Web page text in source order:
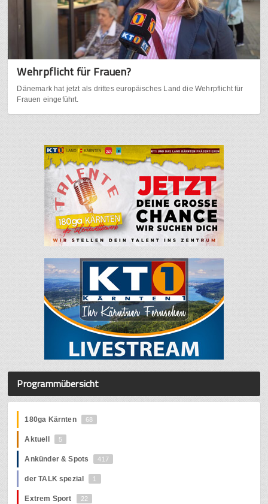
Wehrpflicht für Frauen?
Dänemark hat jetzt als drittes europäisches Land die Wehrpflicht für
Frauen eingeführt.
Programmübersicht
180ga Kärnten 68
Aktuell 5
Ankünder & Spots 417
der TALK spezial 1
Extrem Sport 22